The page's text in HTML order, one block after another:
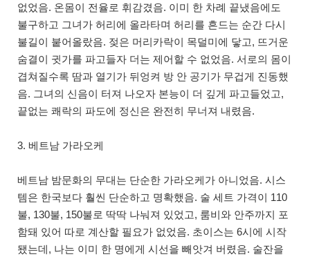
없었음. 온몸이 전율로 휘감겼음. 이미 한 차례 끝냈음에도
불구하고 그녀가 허리에 올라타며 허리를 흔드는 순간 다시
불길이 붙어올랐음. 젖은 머리카락이 목덜미에 닿고, 뜨거운
숨결이 귓가를 파고들자 더는 제어할 수 없었음. 서로의 몸이
겹쳐질수록 땀과 열기가 뒤엉켜 방 안 공기가 무겁게 진동했
음. 그녀의 신음이 터져 나오자 본능이 더 깊게 파고들었고,
끝없는 쾌락의 파도에 정신은 완전히 무너져 내렸음.
3. 베트남 가라오케
베트남 밤문화의 무대는 단순한 가라오케가 아니었음. 시스
템은 한국보다 훨씬 단순하고 명확했음. 술 세트 가격이 110
불, 130불, 150불로 딱딱 나눠져 있었고, 룸비와 안주까지 포
함돼 있어 따로 계산할 필요가 없었음. 초이스는 6시에 시작
됐는데, 나는 이미 한 명에게 시선을 빼앗겨 버렸음. 술잔을